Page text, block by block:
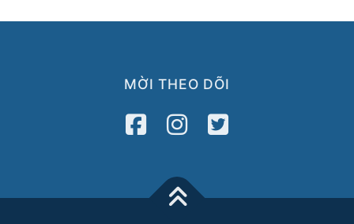
MỜI THEO DÕI